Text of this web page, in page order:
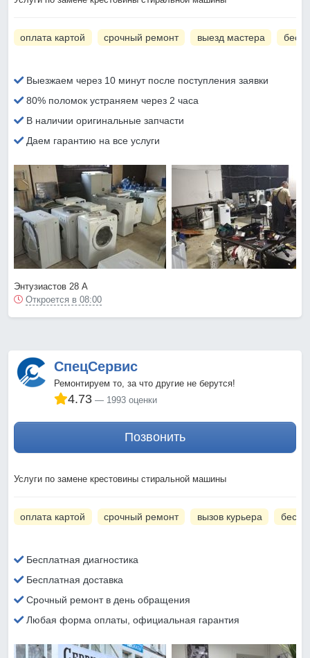
оплата картой срочный ремонт выезд мастера
Выезжаем через 10 минут после поступления заявки
80% поломок устраняем через 2 часа
В наличии оригинальные запчасти
Даем гарантию на все услуги
Энтузиастов 28 А
Откроется в 08:00
СпецСервис
Ремонтируем то, за что другие не берутся!
4.73 1993 оценки
Позвонить
Услуги по замене крестовины стиральной машины
оплата картой срочный ремонт вызов курьера
Бесплатная диагностика
Бесплатная доставка
Срочный ремонт в день обращения
Любая форма оплаты, официальная гарантия